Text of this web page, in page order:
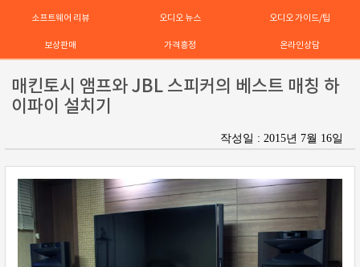
소프트웨어 리뷰 오디오 뉴스 오디오 가이드/팁
보상판매 가격흥정 온라인상담
매킨토시 앰프와 JBL 스피커의 베스트 매칭 하
이파이 설치기
작성일 : 2015년 7월 16일